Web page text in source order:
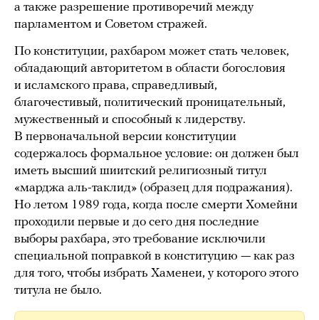
а также разрешение противоречий между
парламентом и Советом стражей.
По конституции, рахбаром может стать человек,
обладающий авторитетом в области богословия
и исламского права, справедливый,
благочестивый, политический проницательный,
мужественный и способный к лидерству.
В первоначальной версии конституции
содержалось формальное условие: он должен был
иметь высший шиитский религиозный титул
«марджа аль-таклид» (образец для подражания).
Но летом 1989 года, когда после смерти Хомейни
проходили первые и до сего дня последние
выборы рахбара, это требование исключили
специальной поправкой в конституцию — как раз
для того, чтобы избрать Хаменеи, у которого этого
титула не было.